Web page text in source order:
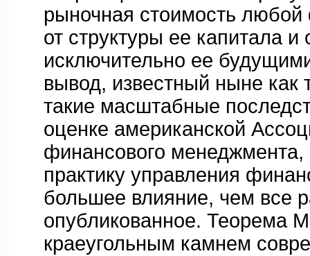
рыночная стоимость
от структуры ее капитала и
исключительно ее
вывод, известный ныне
такие масштабные
оценке американской
финансового менеджмента,
практику управления
большее влияние, чем все
опубликованное. Теорема
краеугольным камнем